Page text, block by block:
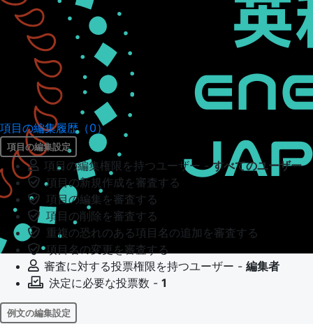
項目の編集履歴（0）
項目の編集設定
項目の編集権限を持つユーザー -すべてのユーザー
項目の新規作成を審査する
項目の編集を審査する
項目の削除を審査する
重複の恐れのある項目名の追加を審査する
項目名の変更を審査する
審査に対する投票権限を持つユーザー - 編集者
決定に必要な投票数 - 1
例文の編集設定